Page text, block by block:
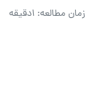
زمان مطالعه: 1دقیقه